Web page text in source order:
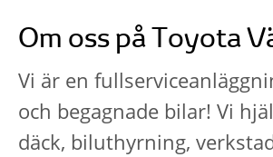
Om oss på Toyota
Vi är en
och begagnade bilar! Vi
däck, biluthyrning,